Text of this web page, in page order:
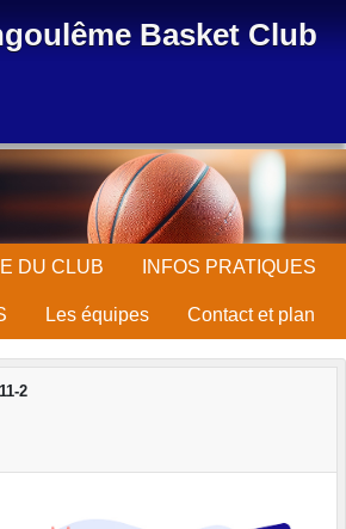
Basket Club
DU CLUB INFOS PRATIQUES
Les équipes Contact et plan
2